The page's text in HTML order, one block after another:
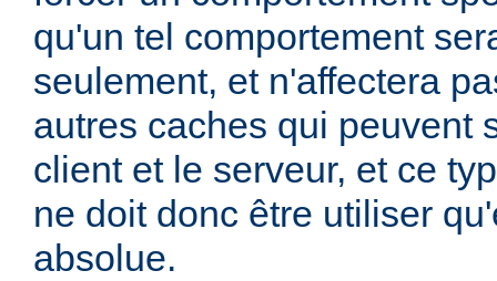
qu'un tel comportement
seulement, et n'affectera
autres caches qui peuvent
client et le serveur, et ce
ne doit donc être utiliser
absolue.